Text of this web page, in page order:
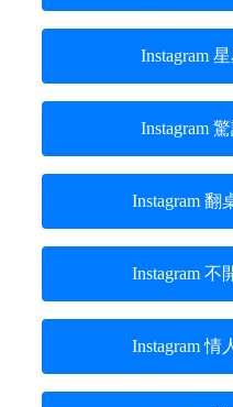
Instagram
Instagram
Instagram 翻
Instagram 不
Instagram 情